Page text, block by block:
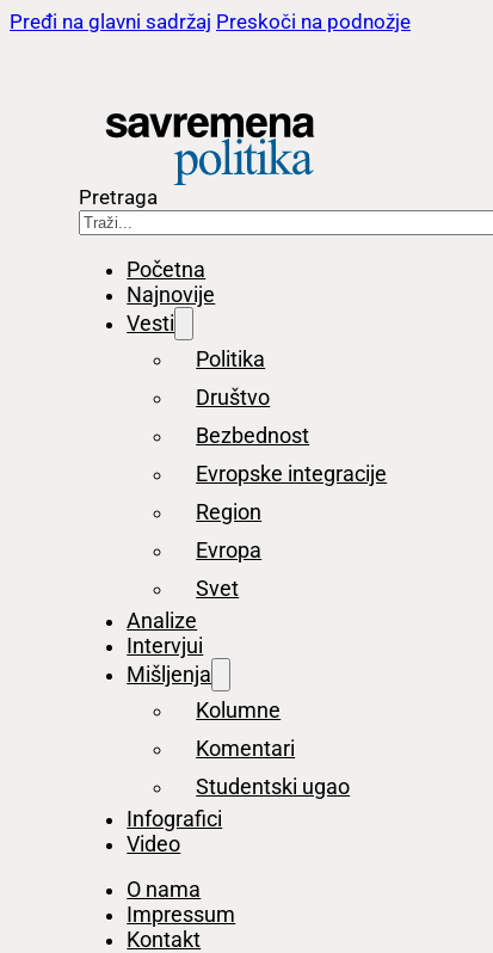
Pređi na glavni sadržaj Preskoči na podnožje
Pretraga
Početna
Najnovije
Vesti
Politika
Društvo
Bezbednost
Evropske integracije
Region
Evropa
Svet
Analize
Intervjui
Mišljenja
Kolumne
Komentari
Studentski ugao
Infografici
Video
O nama
Impressum
Kontakt